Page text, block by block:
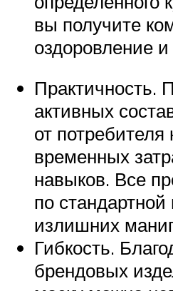
вы получите
оздоровление
Практичность.
активных
от
временных
навыков. Все
по стандартной
излишних
Гибкость.
брендовых